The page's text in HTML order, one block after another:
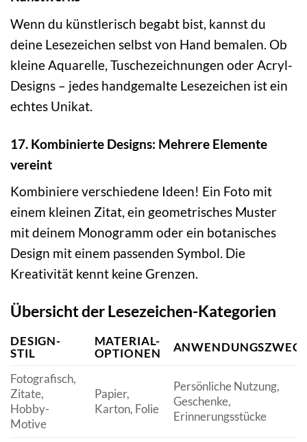
Wenn du künstlerisch begabt bist, kannst du
deine Lesezeichen selbst von Hand bemalen. Ob
kleine Aquarelle, Tuschezeichnungen oder Acryl-
Designs – jedes handgemalte Lesezeichen ist ein
echtes Unikat.
17. Kombinierte Designs: Mehrere Elemente
vereint
Kombiniere verschiedene Ideen! Ein Foto mit
einem kleinen Zitat, ein geometrisches Muster
mit deinem Monogramm oder ein botanisches
Design mit einem passenden Symbol. Die
Kreativität kennt keine Grenzen.
Übersicht der Lesezeichen-Kategorien
DESIGN-
STIL
MATERIAL-
OPTIONEN
Fotografisch,
Zitate,
Hobby-
Motive
Papier,
Karton, Folie
Persönliche Nutzung,
Geschenke,
Erinnerungsstücke